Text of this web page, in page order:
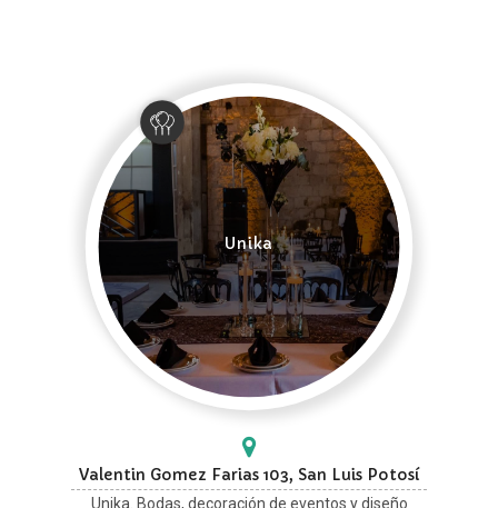
Unika
Valentin Gomez Farias 103, San Luis Potosí
Unika. Bodas, decoración de eventos y diseño